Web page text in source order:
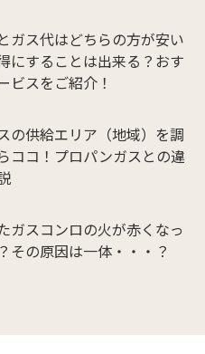
ガス代はどちらの方が安い
にすることは出来る？おす
ビスをご紹介！
の供給エリア（地域）を調
ココ！プロパンガスとの違
ガスコンロの火が赤くなっ
その原因は一体・・・？